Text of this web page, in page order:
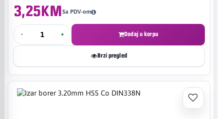
3,25KMSa PDV-om
- + Dodaj u korpu
Brzi pregled